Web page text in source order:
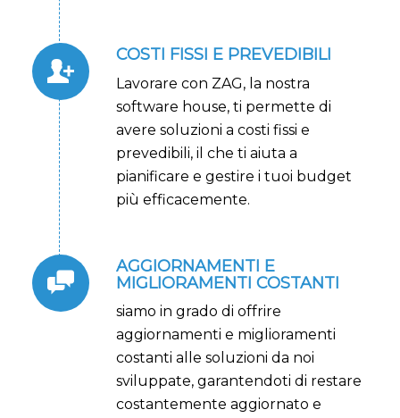
COSTI FISSI E PREVEDIBILI
Lavorare con ZAG, la nostra
software house, ti permette di
avere soluzioni a costi fissi e
prevedibili, il che ti aiuta a
pianificare e gestire i tuoi budget
più efficacemente.
AGGIORNAMENTI E
MIGLIORAMENTI COSTANTI
siamo in grado di offrire
aggiornamenti e miglioramenti
costanti alle soluzioni da noi
sviluppate, garantendoti di restare
costantemente aggiornato e